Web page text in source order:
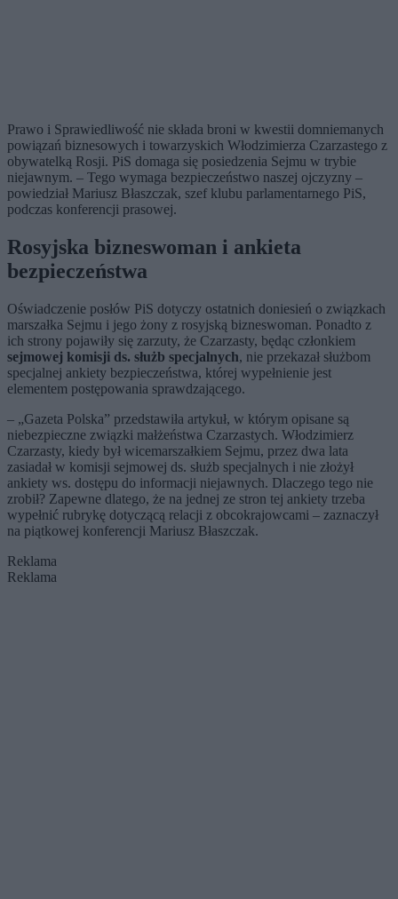
Prawo i Sprawiedliwość nie składa broni w kwestii domniemanych
powiązań biznesowych i towarzyskich Włodzimierza Czarzastego z
obywatelką Rosji. PiS domaga się posiedzenia Sejmu w trybie
niejawnym. – Tego wymaga bezpieczeństwo naszej ojczyzny –
powiedział Mariusz Błaszczak, szef klubu parlamentarnego PiS,
podczas konferencji prasowej.
Rosyjska bizneswoman i ankieta
bezpieczeństwa
Oświadczenie posłów PiS dotyczy ostatnich doniesień o związkach
marszałka Sejmu i jego żony z rosyjską bizneswoman. Ponadto z
ich strony pojawiły się zarzuty, że Czarzasty, będąc członkiem
sejmowej komisji ds. służb specjalnych, nie przekazał służbom
specjalnej ankiety bezpieczeństwa, której wypełnienie jest
elementem postępowania sprawdzającego.
– „Gazeta Polska” przedstawiła artykuł, w którym opisane są
niebezpieczne związki małżeństwa Czarzastych. Włodzimierz
Czarzasty, kiedy był wicemarszałkiem Sejmu, przez dwa lata
zasiadał w komisji sejmowej ds. służb specjalnych i nie złożył
ankiety ws. dostępu do informacji niejawnych. Dlaczego tego nie
zrobił? Zapewne dlatego, że na jednej ze stron tej ankiety trzeba
wypełnić rubrykę dotyczącą relacji z obcokrajowcami – zaznaczył
na piątkowej konferencji Mariusz Błaszczak.
Reklama
Reklama